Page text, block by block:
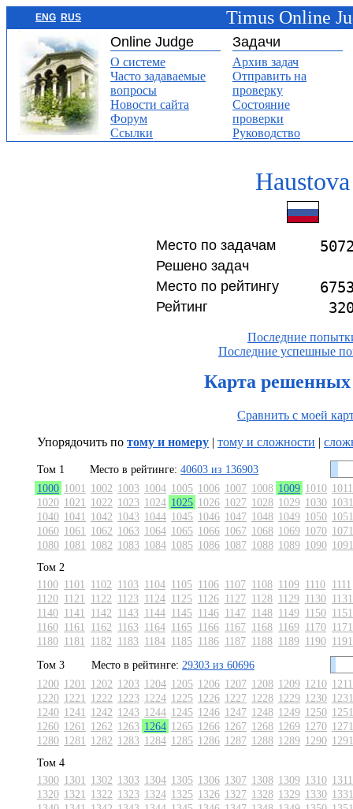
ENG RUS Timus Online
Online Judge Задачи
О системе
Часто задаваемые
вопросы
Новости сайта
Форум
Ссылки
Архив задач
Отправить на
проверку
Состояние
проверки
Руководство
Haustova
Место по задачам
Решено задач
Место по рейтингу
Рейтинг
Последние
Последние успешные
Карта решенных
Сравнить с моей
Упорядочить по тому и номеру | тому и сложности |
Том 1 Место в рейтинге: 40603 из 136903
1000 1001 1002 1003 1004 1005 1006 1007 1008 1009 1010 1011
1020 1021 1022 1023 1024 1025 1026 1027 1028 1029 1030 1031
1040 1041 1042 1043 1044 1045 1046 1047 1048 1049 1050 1051
1060 1061 1062 1063 1064 1065 1066 1067 1068 1069 1070 1071
1080 1081 1082 1083 1084 1085 1086 1087 1088 1089 1090 1091
Том 2
1100 1101 1102 1103 1104 1105 1106 1107 1108 1109 1110 1111
1120 1121 1122 1123 1124 1125 1126 1127 1128 1129 1130 1131
1140 1141 1142 1143 1144 1145 1146 1147 1148 1149 1150 1151
1160 1161 1162 1163 1164 1165 1166 1167 1168 1169 1170 1171
1180 1181 1182 1183 1184 1185 1186 1187 1188 1189 1190 1191
Том 3
Место в рейтинге: 29303 из 60696
1200 1201 1202 1203 1204 1205 1206 1207 1208 1209 1210 1211
1220 1221 1222 1223 1224 1225 1226 1227 1228 1229 1230 1231
1240 1241 1242 1243 1244 1245 1246 1247 1248 1249 1250 1251
1260 1261 1262 1263 1264 1265 1266 1267 1268 1269 1270 1271
1280 1281 1282 1283 1284 1285 1286 1287 1288 1289 1290 1291
Том 4
1300 1301 1302 1303 1304 1305 1306 1307 1308 1309 1310 1311
1320 1321 1322 1323 1324 1325 1326 1327 1328 1329 1330 1331